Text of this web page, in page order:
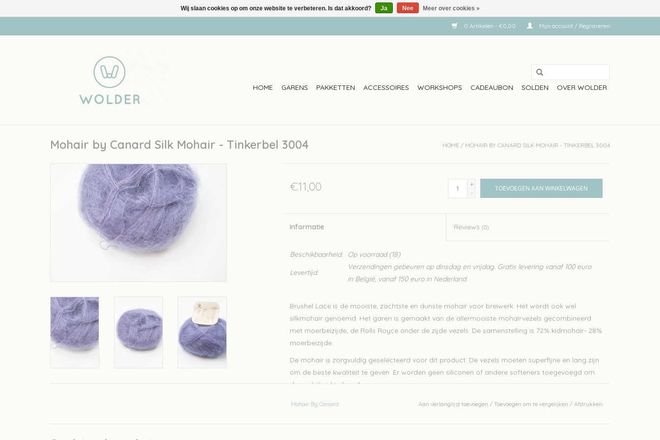
0 Artikelen - €0,00 Mijn account / Registreren
HOME GARENS PAKKETTEN ACCESSOIRES WORKSHOPS CADEAUBON SOLDEN OVER WOLDER
Mohair by Canard Silk Mohair - Tinkerbel 3004 HOME / MOHAIR BY CANARD SILK MOHAIR - TINKERBEL 3004
€11,00
+
-
TOEVOEGEN AAN WINKELWAGEN
Informatie Reviews(0)
Beschikbaarheid: Op voorraad(18)
Levertijd:
Verzendingen gebeuren op dinsdag en vrijdag. Gratis levering vanaf 100 euro
in België, vanaf 150 euro in Nederland
Brushel Lace is de mooiste, zachtste en dunste mohair voor breiwerk. Het wordt ook wel
silkmohair genoemd. Het garen is gemaakt van de allermooiste mohairvezels gecombineerd
met moerbeizijde, de Rolls Royce onder de zijde vezels. De samenstelling is 72% kidmohair- 28%
moerbeizijde.
De mohair is zorgvuldig geselecteerd voor dit product. De vezels moeten superfijne en lang zijn
om de beste kwaliteit te geven. Er worden geen siliconen of andere softeners toegevoegd om
de zachtheid te bereiken.
Dit topgaren wordt op veel manieren gebruikt. Ultralichte truien worden met 1 draad gebreid. Je
Mohair By Canard Aan verlanglijst toevoegen / Toevoegen om te vergelijken / Afdrukken
Wij slaan cookies op om onze website te verbeteren. Is dat akkoord? Ja Nee Meer over cookies »